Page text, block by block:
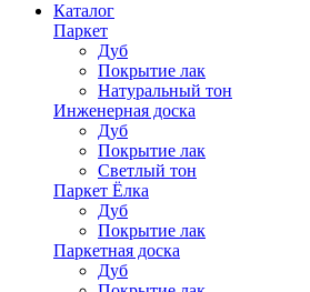
Каталог
Паркет
Дуб
Покрытие лак
Натуральный тон
Инженерная доска
Дуб
Покрытие лак
Светлый тон
Паркет Ёлка
Дуб
Покрытие лак
Паркетная доска
Дуб